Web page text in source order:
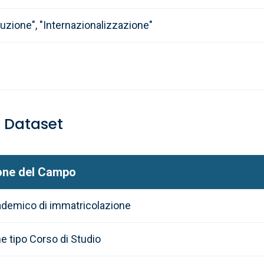
"Internazionalizzazione"
Dataset
del Campo
di immatricolazione
tipo Corso di Studio